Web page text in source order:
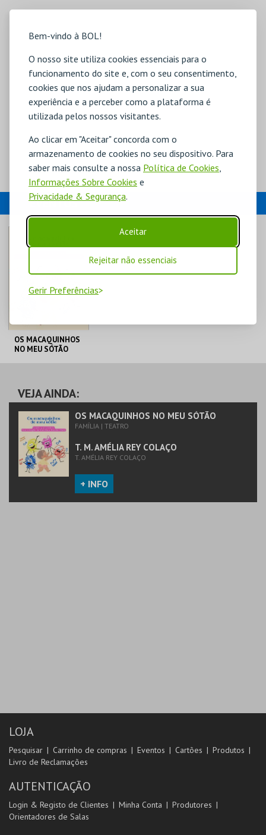
Bem-vindo à BOL!
O nosso site utiliza cookies essenciais para o
funcionamento do site e, com o seu consentimento,
cookies que nos ajudam a personalizar a sua
experiência e a perceber como a plataforma é
utilizada pelos nossos visitantes.
Ao clicar em "Aceitar" concorda com o
armazenamento de cookies no seu dispositivo. Para
saber mais consulte a nossa Política de Cookies
Informações Sobre Cookies e
Privacidade & Segurança.
Aceitar
Rejeitar não essenciais
Gerir Preferências
EVENTOS
OS MACAQUINHOS
NO MEU SÓTÃO
COLAÇO
MAIS INFO
CANCELADO
VEJA AINDA:
OS MACAQUINHOS NO MEU SÓTÃO
FAMÍLIA | TEATRO
T. M. AMÉLIA REY COLAÇO
T. AMÉLIA REY COLAÇO
+ INFO
LOJA
Pesquisar Carrinho de compras Eventos Cartões
Produtos
Livro de Reclamações
AUTENTICAÇÃO
Login & Registo de Clientes Minha Conta
Produtores
Orientadores de Salas